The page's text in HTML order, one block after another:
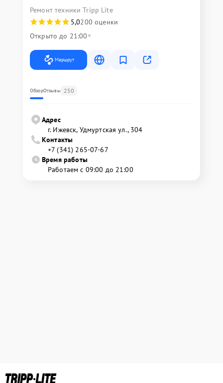
Ремонт техники Tripp Lite
5,0200 оценки
Открыто до 21:00
Маршрут
ОбзорОтзывы 250
Адрес
г. Ижевск, Удмуртская ул., 304
Контакты
+7 (341) 265-07-67
Время работы
Работаем с 09:00 до 21:00